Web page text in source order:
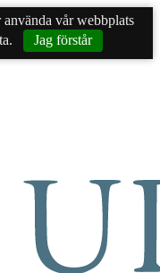
vår webbplats
Jag förstår